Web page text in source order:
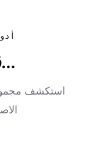
قد يعجبك أيضاً...
استكشف